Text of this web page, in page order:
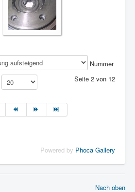
Nummer
Seite 2 von 12
Powered by Phoca Gallery
Nach oben